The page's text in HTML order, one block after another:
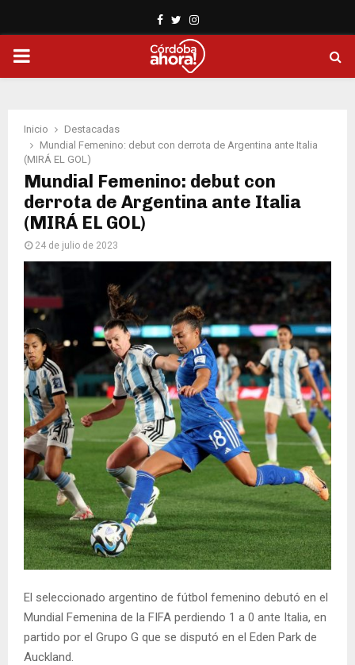
Facebook
TwitterInstagram
PRIMARY
Inicio
Destacadas
Mundial Femenino: debut con derrota de Argentina ante Italia
(MIRÁ EL GOL)
Mundial Femenino: debut con
derrota de Argentina ante Italia
(MIRÁ EL GOL)
24 de julio de 2023
El seleccionado argentino de fútbol femenino debutó en el
Mundial Femenina de la FIFA perdiendo 1 a 0 ante Italia, en
partido por el Grupo G que se disputó en el Eden Park de
Auckland.